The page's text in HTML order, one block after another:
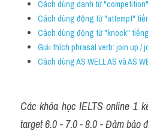
Cách dùng danh từ
Cách dùng động từ "attempt"
Cách dùng động từ "knock"
Giải thích phrasal verb: join up /
Cách dùng AS WELL AS và AS
Các khóa học IELTS online 1
target 6.0 - 7.0 - 8.0 - Đảm bảo